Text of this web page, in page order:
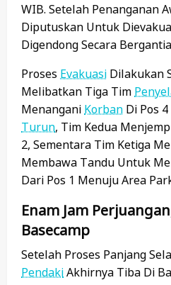
WIB. Setelah Penanganan
Diputuskan Untuk
Digendong Secara
Proses Evakuasi Dilakukan
Melibatkan Tiga Tim
Menangani Korban Di Pos
Turun, Tim Kedua
2, Sementara Tim Ketiga
Membawa Tandu Untuk
Dari Pos 1 Menuju Area
Enam Jam
Basecamp
Setelah Proses Panjang
PendakiAkhirnya Tiba Di